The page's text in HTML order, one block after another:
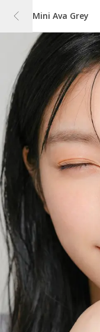
Mini Ava Grey